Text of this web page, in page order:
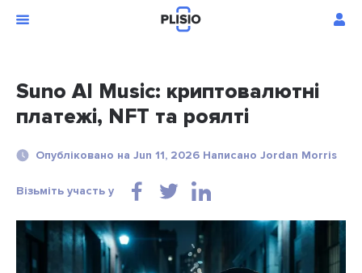
Suno AI Music: криптовалютні
платежі, NFT та роялті
Опубліковано на Jun 11, 2026 Написано Jordan Morris
Візьміть участь у